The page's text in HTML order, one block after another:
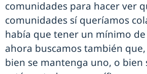
comunidades para hacer ver
comunidades sí queríamos
había que tener un mínimo de
ahora buscamos también que,
bien se mantenga uno, o bien